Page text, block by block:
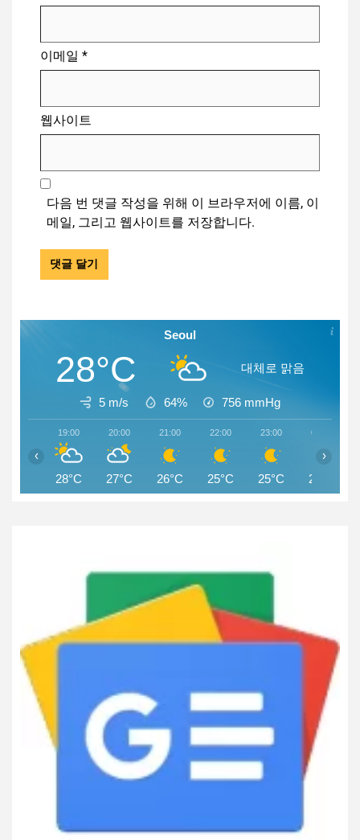
이메일 *
웹사이트
다음 번 댓글 작성을 위해 이 브라우저에 이름, 이
메일, 그리고 웹사이트를 저장합니다.
Seoul
28°C 대체로 맑음
5 m/s 64% 756 mmHg
19:00
28°C
20:00
27°C
21:00
26°C
22:00
25°C
23:00
25°C
00:00
24°C
‹ ›